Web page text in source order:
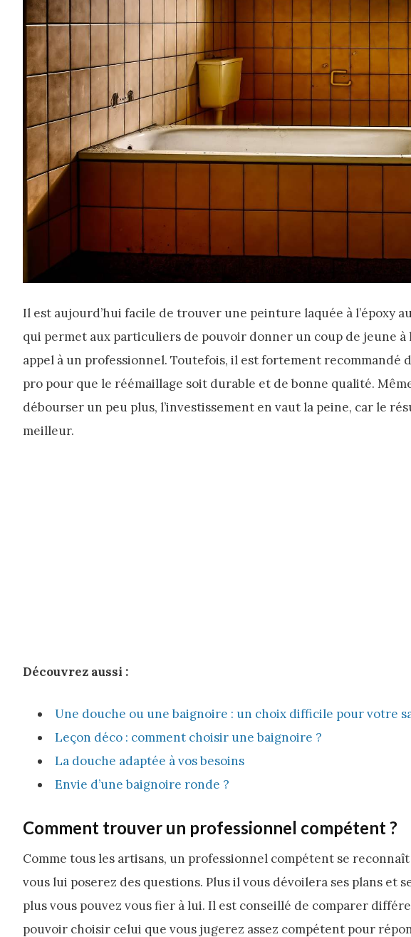
Il est aujourd’hui facile de trouver une peinture laquée à l’époxy
qui permet aux particuliers de pouvoir donner un coup de jeune à
appel à un professionnel. Toutefois, il est fortement recommandé
pro pour que le réémaillage soit durable et de bonne qualité.
débourser un peu plus, l’investissement en vaut la peine, car le
meilleur.
Découvrez aussi :
Une douche ou une baignoire : un choix difficile pour votre
Leçon déco : comment choisir une baignoire ?
La douche adaptée à vos besoins
Envie d’une baignoire ronde ?
Comment trouver un professionnel compétent ?
Comme tous les artisans, un professionnel compétent se
vous lui poserez des questions. Plus il vous dévoilera ses plans et
plus vous pouvez vous fier à lui. Il est conseillé de comparer
pouvoir choisir celui que vous jugerez assez compétent pour